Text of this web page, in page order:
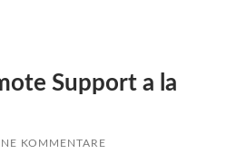
Support a la
KOMMENTARE